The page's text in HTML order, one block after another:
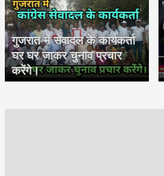
गुजरात में सेवादल के कार्यकर्ता
घर घर जाकर चुनाव प्रचार
करेंगे।